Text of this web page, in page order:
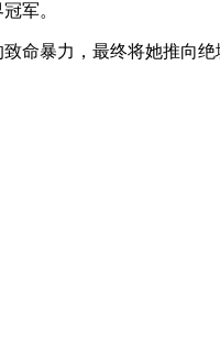
军。
致命暴力，最终将她推向